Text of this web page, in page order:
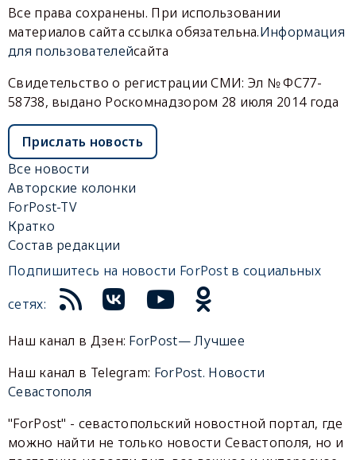
Все права сохранены. При использовании
материалов сайта ссылка обязательна.Информация
для пользователейсайта
Свидетельство о регистрации СМИ: Эл № ФС77-
58738, выдано Роскомнадзором 28 июля 2014 года
Прислать новость
Все новости
Авторские колонки
ForPost-TV
Кратко
Состав редакции
Подпишитесь на новости ForPost в социальных
сетях:
Наш канал в Дзен: ForPost— Лучшее
Наш канал в Telegram: ForPost. Новости
Севастополя
"ForPost" - севастопольский новостной портал, где
можно найти не только новости Севастополя, но и